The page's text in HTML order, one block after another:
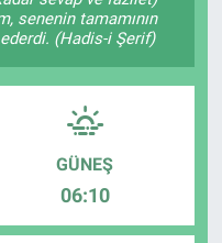
senenin tamamının
(Hadis-i Şerif)
GÜNEŞ
06:10